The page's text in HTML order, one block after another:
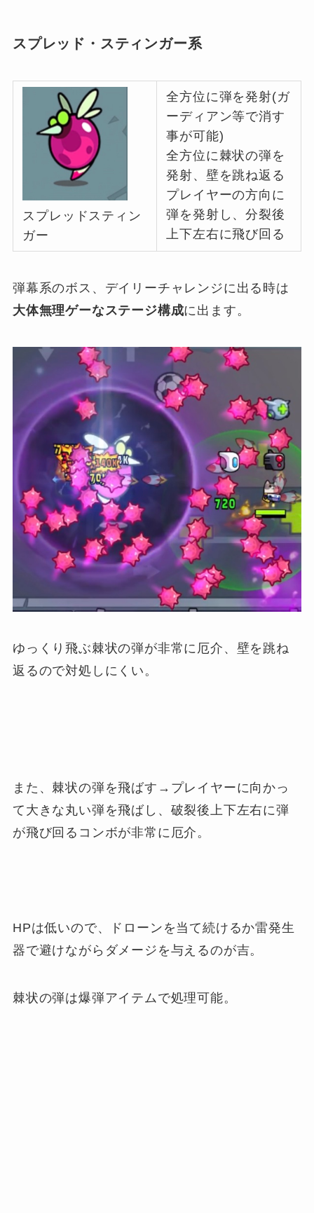
スプレッド・スティンガー系
スプレッドスティン
ガー
全方位に弾を発射(ガ
ーディアン等で消す
事が可能)
全方位に棘状の弾を
発射、壁を跳ね返る
プレイヤーの方向に
弾を発射し、分裂後
上下左右に飛び回る
弾幕系のボス、デイリーチャレンジに出る時は
大体無理ゲーなステージ構成に出ます。
ゆっくり飛ぶ棘状の弾が非常に厄介、壁を跳ね
返るので対処しにくい。
また、棘状の弾を飛ばす→プレイヤーに向かっ
て大きな丸い弾を飛ばし、破裂後上下左右に弾
が飛び回るコンボが非常に厄介。
HPは低いので、ドローンを当て続けるか雷発生
器で避けながらダメージを与えるのが吉。
棘状の弾は爆弾アイテムで処理可能。